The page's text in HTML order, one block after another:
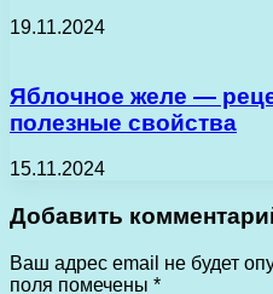
19.11.2024
Яблочное желе —
полезные свойства
15.11.2024
Добавить
Ваш адрес email не будет
поля помечены *